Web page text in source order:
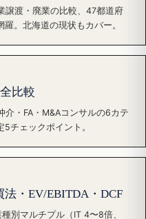
譲渡・廃業の比較、47都道府
。北海道の現状もカバー。
比較
・FA・M&Aコンサルの6カテ
チェックポイント。
・EV/EBITDA・DCF
別マルチプル（IT 4〜8倍、